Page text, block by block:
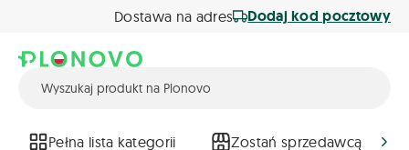
Dostawa na adres Dodaj kod pocztowy
Pełna lista kategorii Zostań sprzedawcą